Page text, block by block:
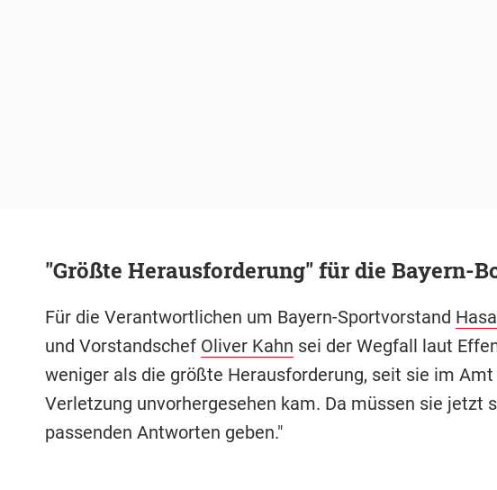
"Größte Herausforderung" für die Bayern-
Für die Verantwortlichen um Bayern-Sportvorstand
und Vorstandschef Oliver Kahn sei der Wegfall laut
weniger als die größte Herausforderung, seit sie im
Verletzung unvorhergesehen kam. Da müssen sie jetzt
passenden Antworten geben."